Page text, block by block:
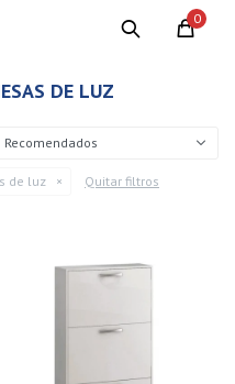
0
DE LUZ
Recomendados
de luz Quitar filtros